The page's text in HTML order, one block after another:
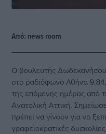
Από: news room
Ο βουλευτής
στο ραδιόφωνο Αθήνα
της επόμενης ημέρας από
Ανατολική Αττική.
πρέπει να γίνουν για να
γραφειοκρατικές